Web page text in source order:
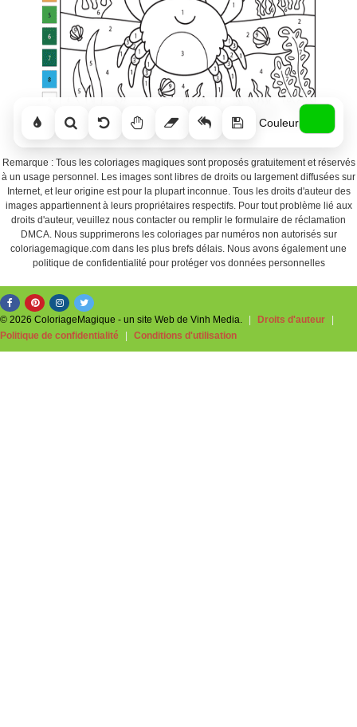
Couleur
Remarque : Tous les coloriages magiques sont proposés gratuitement et réservés
à un usage personnel. Les images sont libres de droits ou largement diffusées sur
Internet, et leur origine est pour la plupart inconnue. Tous les droits d'auteur des
images appartiennent à leurs propriétaires respectifs. Pour tout problème lié aux
droits d'auteur, veuillez nous contacter ou remplir le formulaire de réclamation
DMCA. Nous supprimerons les coloriages par numéros non autorisés sur
coloriagemagique.com dans les plus brefs délais. Nous avons également une
politique de confidentialité pour protéger vos données personnelles
© 2026 ColoriageMagique - un site Web de Vinh Media. Droits d'auteur
Politique de confidentialité
Conditions d'utilisation